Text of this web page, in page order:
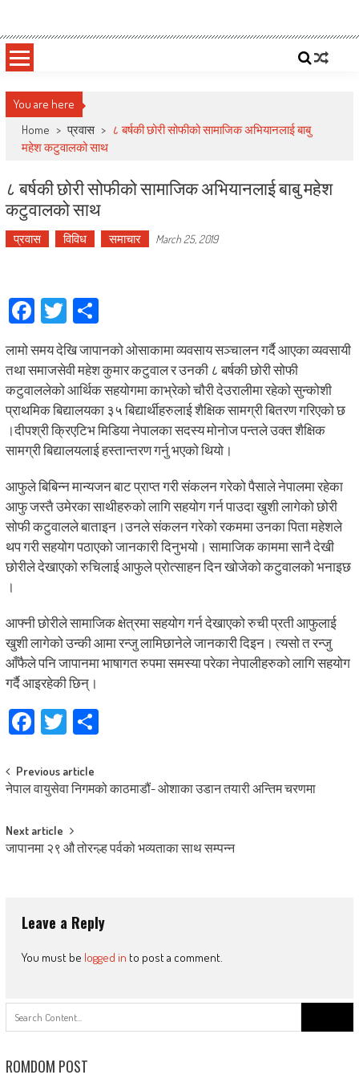
content
Deepshree Online
You are here
Home > प्रवास > ८ बर्षकी छोरी सोफीको सामाजिक अभियानलाई बाबु
महेश कटुवालको साथ
८ बर्षकी छोरी सोफीको सामाजिक अभियानलाई बाबु महेश
कटुवालको साथ
प्रवास विविध समाचार March 25, 2019
Facebook
TwitterShare
लामो समय देखि जापानको ओसाकामा व्यवसाय सञ्चालन गर्दै आएका व्यवसायी
तथा समाजसेवी महेश कुमार कटुवाल र उनकी ८ बर्षकी छोरी सोफी
कटुवाललेको आर्थिक सहयोगमा काभ्रेको चौरी देउरालीमा रहेको सुन्कोशी
प्राथमिक बिद्यालयका ३५ बिद्यार्थीहरुलाई शैक्षिक सामग्री बितरण गरिएको छ
।दीपश्री क्रिएटिभ मिडिया नेपालका सदस्य मोनोज पन्तले उक्त शैक्षिक
सामग्री बिद्यालयलाई हस्तान्तरण गर्नु भएको थियो।
आफुले बिबिन्न मान्यजन बाट प्राप्त गरी संकलन गरेको पैसाले नेपालमा रहेका
आफु जस्तै उमेरका साथीहरुको लागि सहयोग गर्न पाउदा खुशी लागेको छोरी
सोफी कटुवालले बाताइन।उनले संकलन गरेको रकममा उनका पिता महेशले
थप गरी सहयोग पठाएको जानकारी दिनुभयो। सामाजिक काममा सानै देखी
छोरीले देखाएको रुचिलाई आफुले प्रोत्साहन दिन खोजेको कटुवालको भनाइछ
।
आफ्नी छोरीले सामाजिक क्षेत्रमा सहयोग गर्न देखाएको रुची प्रती आफुलाई
खुशी लागेको उन्की आमा रन्जु लामिछानेले जानकारी दिइन। त्यसो त रन्जु
आँफैले पनि जापानमा भाषागत रुपमा समस्या परेका नेपालीहरुको लागि सहयोग
गर्दै आइरहेकी छिन्।
Facebook
TwitterShare
Post
navigation
Previous article
नेपाल वायुसेवा निगमको काठमाडौं- ओशाका उडान तयारी अन्तिम चरणमा
Next article
जापानमा २९ औ तोरन्ल्ह पर्वको भव्यताका साथ सम्पन्न
Leave a Reply
You must be logged in to post a comment.
for:
ROMDOM POST